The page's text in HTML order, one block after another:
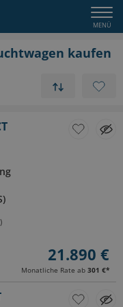
kaufen
21.890 €
Monatliche Rate ab 301 €*